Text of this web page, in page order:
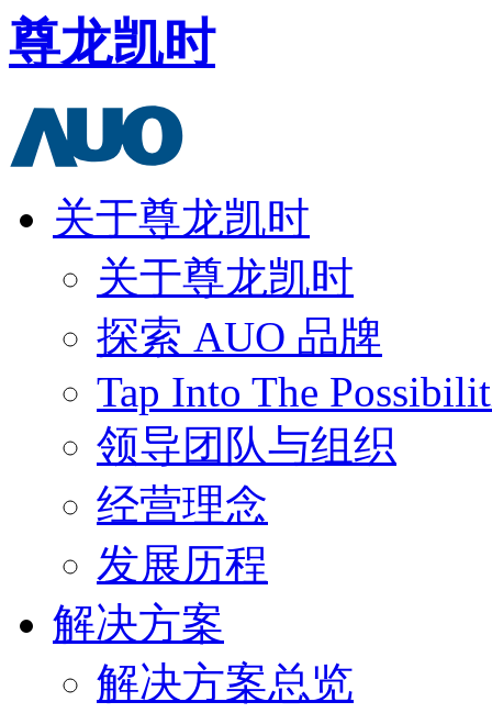
尊龙凯时
关于尊龙凯时
关于尊龙凯时
探索 AUO 品牌
Tap Into The
领导团队与组织
经营理念
发展历程
解决方案
解决方案总览